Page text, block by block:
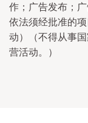
作；广告发布；
依法须经批准的
动）（不得从事
营活动。）